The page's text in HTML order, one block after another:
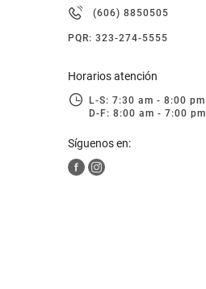
(606) 8850505
PQR: 323-274-5555
Horarios atención
L-S: 7:30 am - 8:00 pm
D-F: 8:00 am - 7:00 pm
Síguenos en: